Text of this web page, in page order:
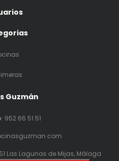
Guzmán
: 952 66 51 51
Las Lagunas de Mijas, Málaga